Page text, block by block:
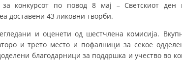
за конкурсот по повод 8 мај – Светскиот
доставени 43 ликовни творби.
и оценети од шестчлена комисија.
и трето место и пофалници за секое
благодарници за поддршка и учество во